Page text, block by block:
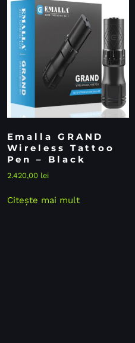
Emalla GRAND
Wireless Tattoo
Pen – Black
2.420,00 lei
Citește mai mult